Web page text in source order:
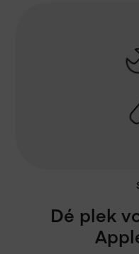
Dé plek